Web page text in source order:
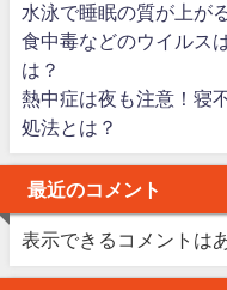
水泳で睡眠の質が上が
食中毒などのウイルス
は？
熱中症は夜も注意！寝
処法とは？
最近のコメント
表示できるコメントは